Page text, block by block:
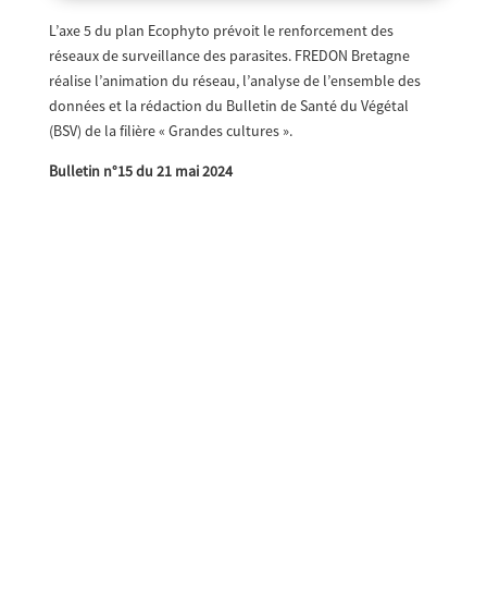
L’axe 5 du plan Ecophyto prévoit le renforcement des
réseaux de surveillance des parasites. FREDON Bretagne
réalise l’animation du réseau, l’analyse de l’ensemble des
données et la rédaction du Bulletin de Santé du Végétal
(BSV) de la filière « Grandes cultures ».
Bulletin n°15 du 21 mai 2024